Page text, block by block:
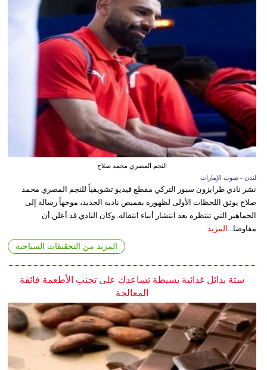
النجم المصري محمد صلاح
لندن - صوت الإمارات
نشر نادي طرابزون سبور التركي مقطع فيديو تشويقياً للنجم المصري محمد
صلاح يوثق اللحظات الأولى لظهوره بقميص ناديه الجديد، موجهاً رسالة إلى
الجماهير التي تنتظره بعد انتشار أنباء انتقاله. وكان النادي قد أعلن أن
مفاوضا... المزيد
المزيد من التحقيقات السياحية
ستة بدائل غذائية بسيطة تساعدك على تجنب الأطعمة فائقة
المعالجة